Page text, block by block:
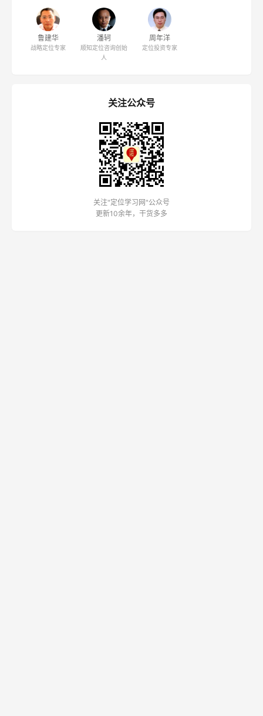
鲁建华
战略定位专家
潘轲
顺知定位咨询创始
人
周年洋
定位投资专家
关注公众号
关注"定位学习网"公众号
更新10余年，干货多多